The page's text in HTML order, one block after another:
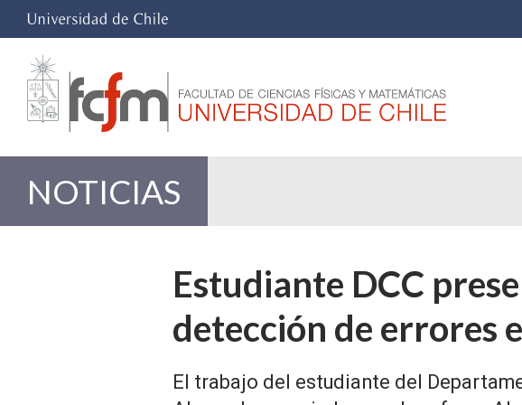
NOTICIAS
Estudiante DCC
detección de errores
El trabajo del estudiante del